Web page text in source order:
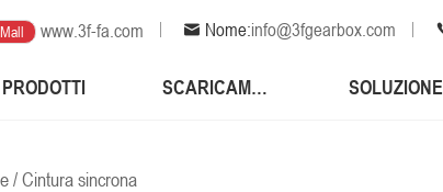
Nome:info@3fgearbox.com
www.3f-fa.com
PRODOTTI SCARICAMENTI SOLUZIONE
/Cintura sincrona